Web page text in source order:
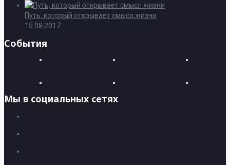
Путь, который открывает смысл жизни
15.08.2017
События
Мы в социальных сетях